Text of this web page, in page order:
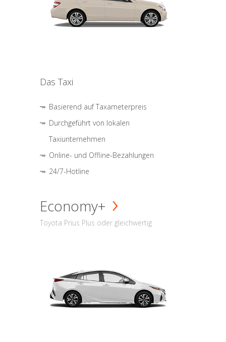
Das Taxi
Basierend auf Taxameterpreis
Durchgeführt von lokalen
Taxiunternehmen
Online- und Offline-Bezahlungen
24/7-Hotline
Economy+
Toyota Prius Plus oder gleichwertig